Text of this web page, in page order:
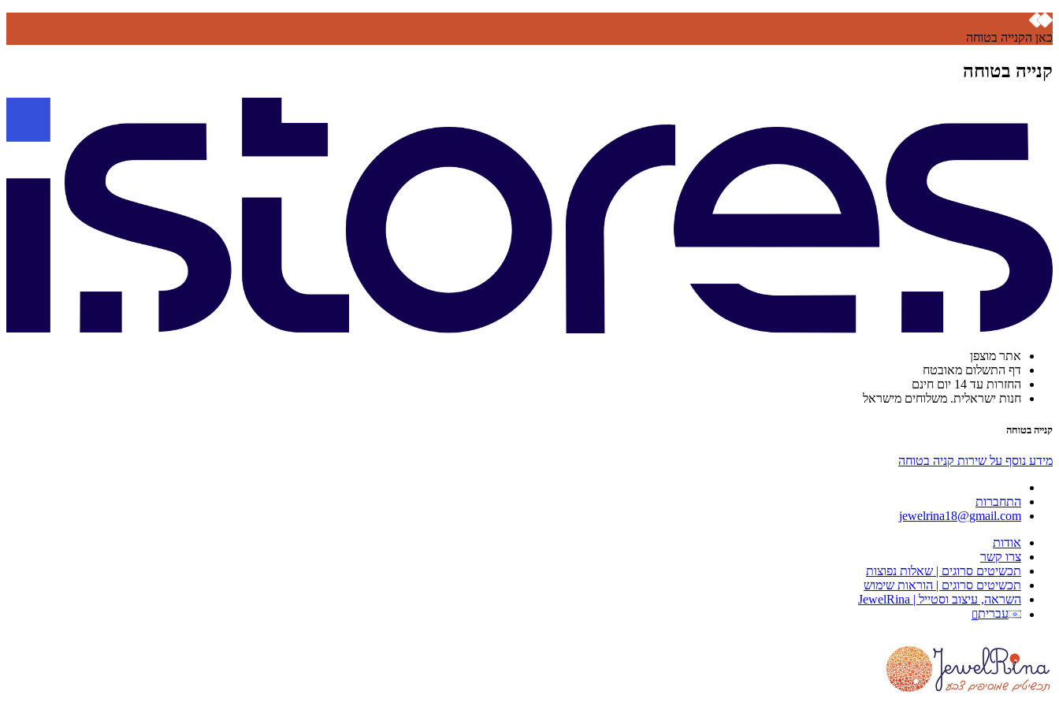
כאן הקנייה בטוחה
קנייה בטוחה
אתר מוצפן
דף התשלום מאובטח
החזרות עד 14 יום חינם
חנות ישראלית. משלוחים מישראל
קנייה בטוחה
מידע נוסף על שירות קניה בטוחה
התחברות
jewelrina18@gmail.com
אודות
צרו קשר
תכשיטים סרוגים | שאלות נפוצות
תכשיטים סרוגים | הוראות שימוש
השראה, עיצוב וסטייל | JewelRina
עברית